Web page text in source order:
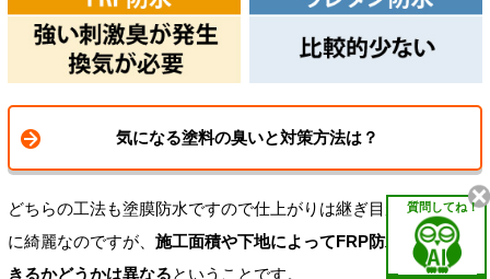
気になる塗料の臭いと対策方法は？
どちらの工法も塗膜防水ですので仕上がりは継ぎ目がなく非常
に綺麗なのですが、 施工面積や下地によってFRP防水を採用で
きるかどうかは異なるということです。
質問してね！